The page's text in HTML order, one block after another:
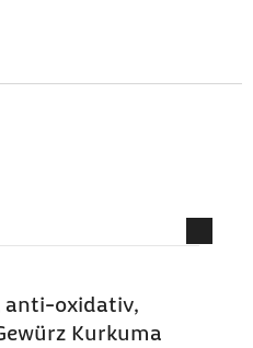
wirklich?
anti-oxidativ,
Kurkuma